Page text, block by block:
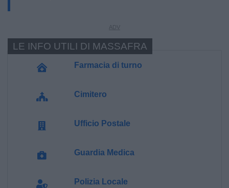
Farmacia di turno
Cimitero
Ufficio Postale
Guardia Medica
Polizia Locale
LE INFO UTILI DI MASSAFRA